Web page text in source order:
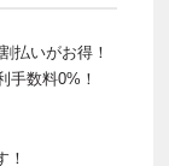
払いがお得！
手数料0%！
！